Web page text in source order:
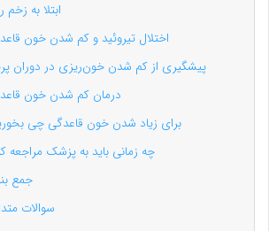
ابتلا به زخم
اختلال تیروئید و کم شدن خون
پیشگیری از کم شدن خون‌ریزی در دوران
درمان کم شدن خون
برای زیاد شدن خون قاعدگی چی
چه زمانی باید به پزشک مراجعه
جمع
سوالات